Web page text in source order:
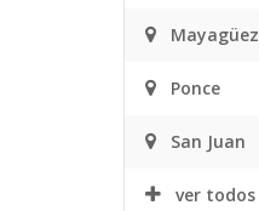
Mayagüez
Ponce
San Juan
ver todos